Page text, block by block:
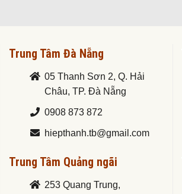
Trung Tâm Đà Nẵng
05 Thanh Sơn 2, Q. Hải
Châu, TP. Đà Nẵng
0908 873 872
hiepthanh.tb@gmail.com
Trung Tâm Quảng ngãi
253 Quang Trung,